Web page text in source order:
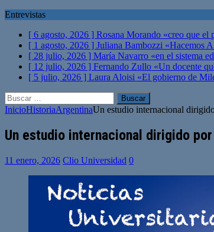
Entrevistas
[ 6 agosto, 2026 ] Rosana Morando «creo que el
[ 1 agosto, 2026 ] Juliana Bambozzi «Hacemos
[ 28 julio, 2026 ] María Navarro «en el sistema
[ 12 julio, 2026 ] Fernando Zullo «Un docente
[ 5 julio, 2026 ] Laura Aloisi «El gobierno de
Buscar:
InicioHistoriaArgentinaUn estudio internacional
Un estudio internacional dirigido
11 enero, 2026 Clio Universidad 0